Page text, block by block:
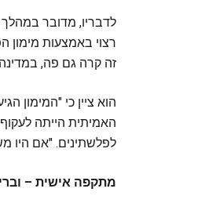
לדבריו, מדובר
רצוי באמצעות מימון
זה קרה גם פה,
הוא ציין כי "המימון
האמיתית הייתה לעקוף
לפלשתינים. "אם היו
מתקפה אישית –